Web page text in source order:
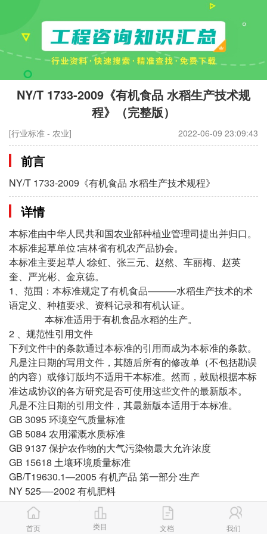
NY/T 1733-2009《有机食品 水稻生产技术规
程》（完整版）
[行业标准 - 农业] 2022-06-09 23:09:43
前言
NY/T 1733-2009《有机食品 水稻生产技术规程》
详情
本标准由中华人民共和国农业部种植业管理司提出并归口。
本标准起草单位∶吉林省有机农产品协会。
本标准主要起草人∶徐虹、张三元、赵然、车丽梅、赵英
奎、严光彬、金京德。
1、范围：本标准规定了有机食品———水稻生产技术的术
语定义、种植要求、资料记录和有机认证。
本标准适用于有机食品水稻的生产。
2 、规范性引用文件
下列文件中的条款通过本标准的引用而成为本标准的条款。
凡是注日期的写用文件，其随后所有的修改单（不包括勘误
的内容）或修订版均不适用干本标准。然而，鼓励根据本标
准达成协议的各方研究是否可使用这些文件的最新版本。
凡是不注日期的引用文件，其最新版本适用于本标准。
GB 3095 环境空气质量标准
GB 5084 农用灌溉水质标准
GB 9137 保护农作物的大气污染物最大允许浓度
GB 15618 土壤环境质量标准
GB/T19630.1—2005 有机产品 第一部分∶生产
NY 525—-2002 有机肥料
NY 884—2004 生物有机肥
首页 类目 文档 我们